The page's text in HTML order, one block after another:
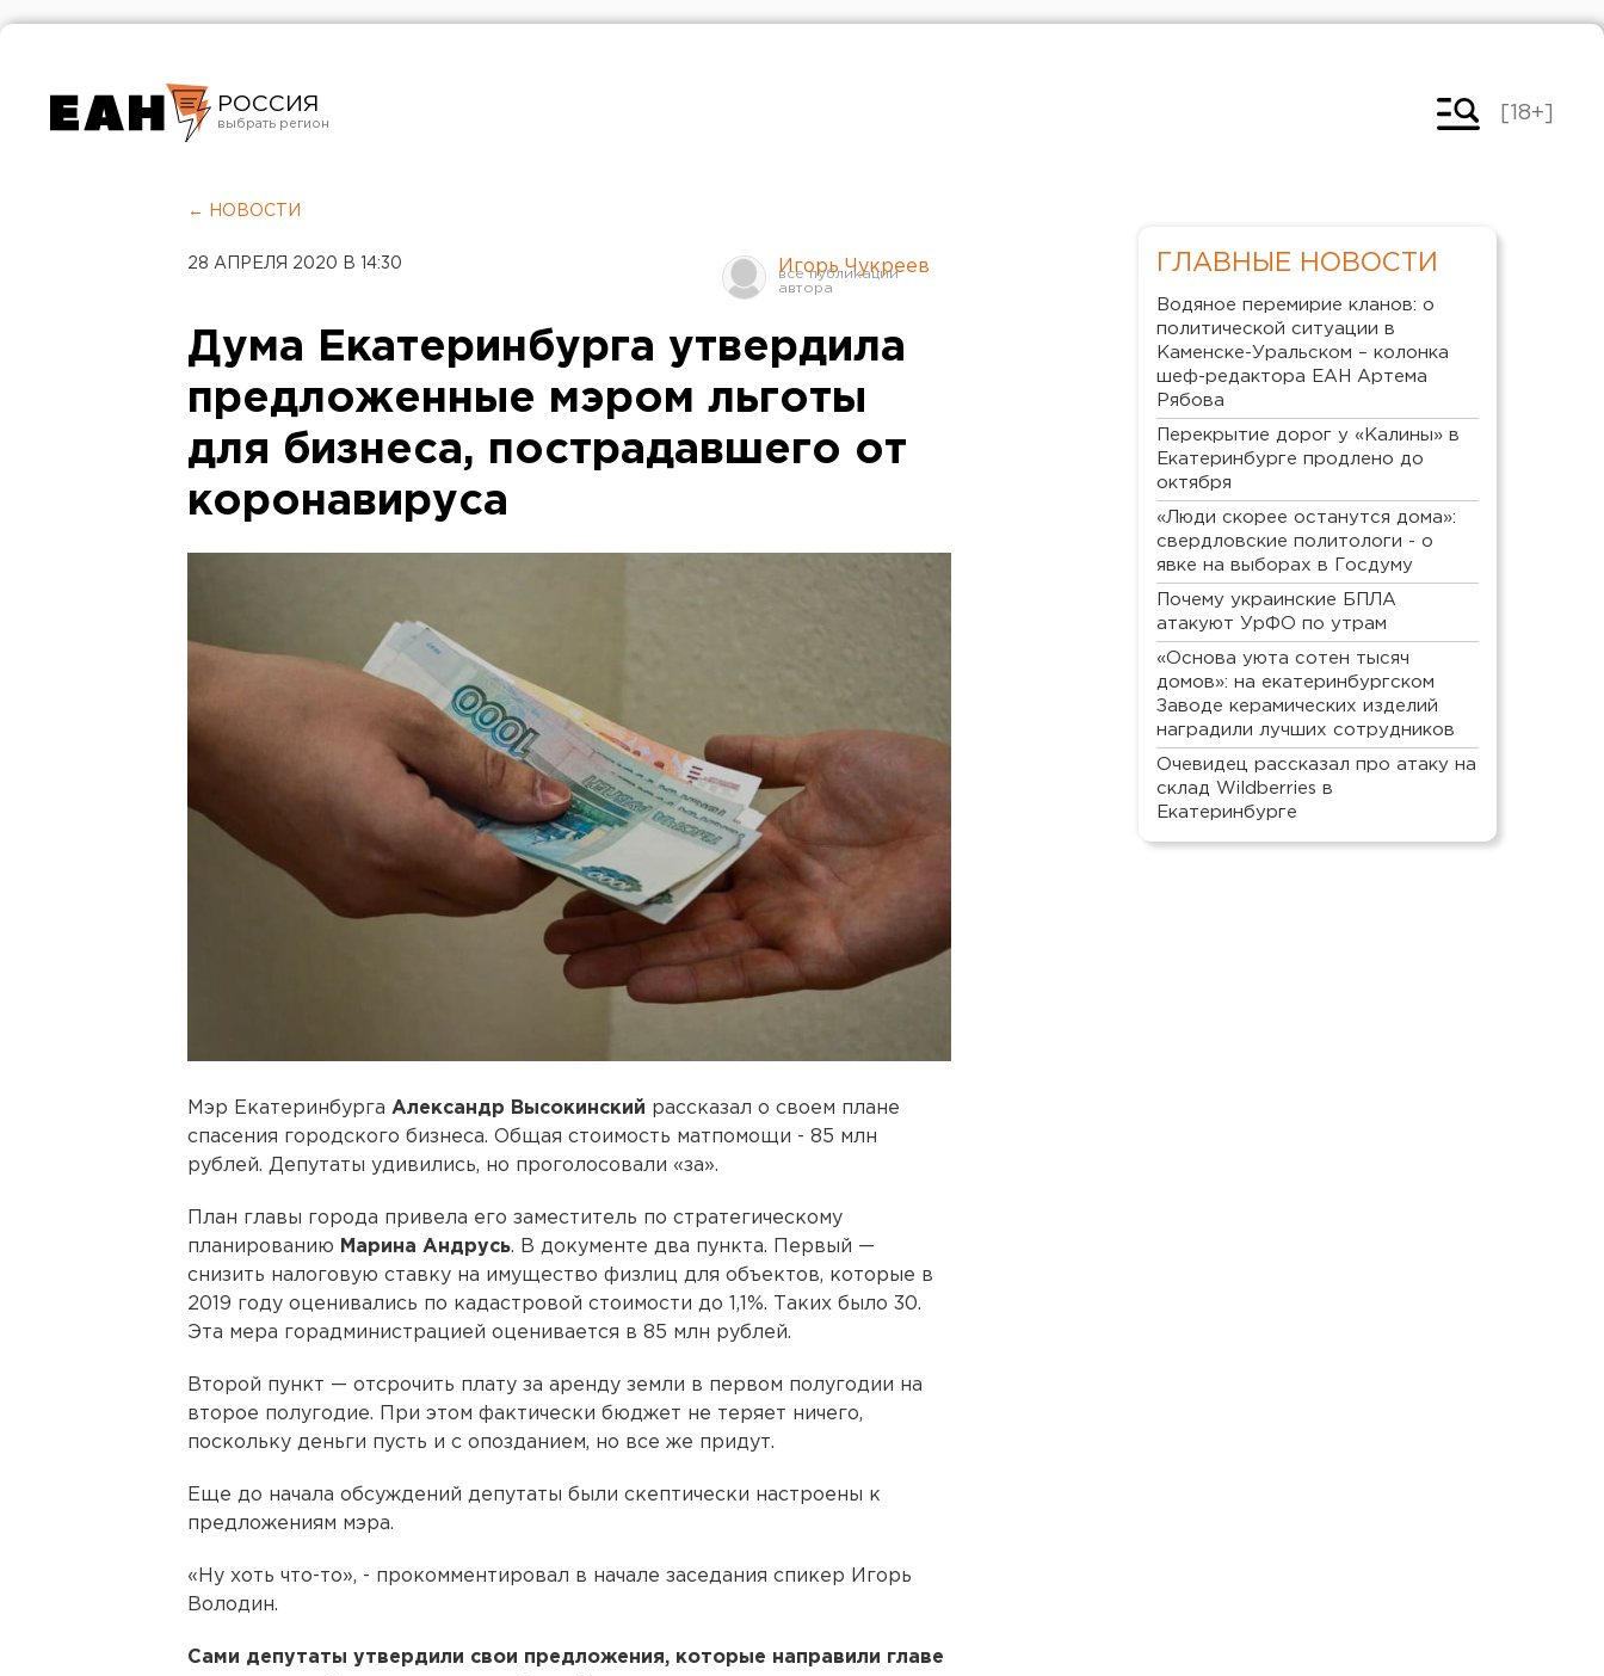
РОССИЯ
Челябинск
[18+]
← НОВОСТИ
28 АПРЕЛЯ 2020 В 14:30 Игорь Чукреев
Дума Екатеринбурга утвердила
предложенные мэром льготы
для бизнеса, пострадавшего от
коронавируса
Мэр Екатеринбурга Александр Высокинский рассказал о своем плане
спасения городского бизнеса. Общая стоимость матпомощи - 85 млн
рублей. Депутаты удивились, но проголосовали «за».
План главы города привела его заместитель по стратегическому
планированию Марина Андрусь. В документе два пункта. Первый —
снизить налоговую ставку на имущество физлиц для объектов, которые в
2019 году оценивались по кадастровой стоимости до 1,1%. Таких было 30.
Эта мера горадминистрацией оценивается в 85 млн рублей.
Второй пункт — отсрочить плату за аренду земли в первом полугодии на
второе полугодие. При этом фактически бюджет не теряет ничего,
поскольку деньги пусть и с опозданием, но все же придут.
Еще до начала обсуждений депутаты были скептически настроены к
предложениям мэра.
«Ну хоть что-то», - прокомментировал в начале заседания спикер Игорь
Володин.
Сами депутаты утвердили свои предложения, которые направили главе
ГЛАВНЫЕ НОВОСТИ
Водяное перемирие кланов: о
политической ситуации в
Каменске-Уральском – колонка
шеф-редактора ЕАН Артема
Рябова
Перекрытие дорог у «Калины» в
Екатеринбурге продлено до
октября
«Люди скорее останутся дома»:
свердловские политологи - о
явке на выборах в Госдуму
Почему украинские БПЛА
атакуют УрФО по утрам
«Основа уюта сотен тысяч
домов»: на екатеринбургском
Заводе керамических изделий
наградили лучших сотрудников
Очевидец рассказал про атаку на
склад Wildberries в
Екатеринбурге